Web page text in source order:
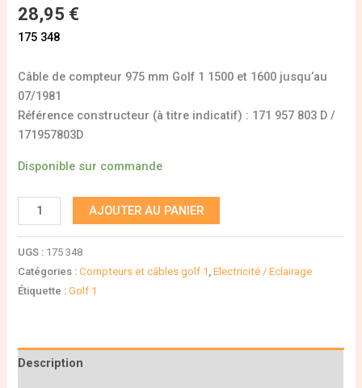
28,95 €
175 348
Câble de compteur 975 mm Golf 1 1500 et 1600 jusqu’au
07/1981
Référence constructeur (à titre indicatif) : 171 957 803 D /
171957803D
Disponible sur commande
AJOUTER AU PANIER
UGS : 175 348
Catégories :Compteurs et câbles golf 1 ,Electricité / Eclairage
Étiquette :Golf 1
Description